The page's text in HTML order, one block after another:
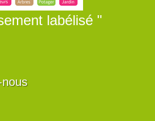
labélisé "